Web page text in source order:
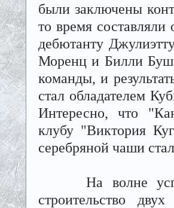
были заключены
то время
дебютанту
Моренц и Билли
команды, и
стал обладателем
Интересно, что
клубу "Виктория
серебряной чаши
На волне
строительство